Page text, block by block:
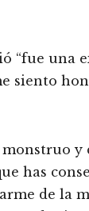
“fue una
siento
y
has
de la